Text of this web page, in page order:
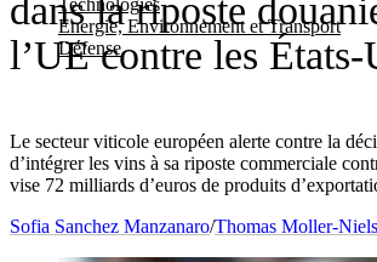
Energie, Environnement et Transport
Défense
dans la riposte
l’UE contre les États-
Le secteur viticole européen alerte contre la
d’intégrer les vins à sa riposte commerciale
vise 72 milliards d’euros de produits
Sofia Sanchez Manzanaro/Thomas Moller-